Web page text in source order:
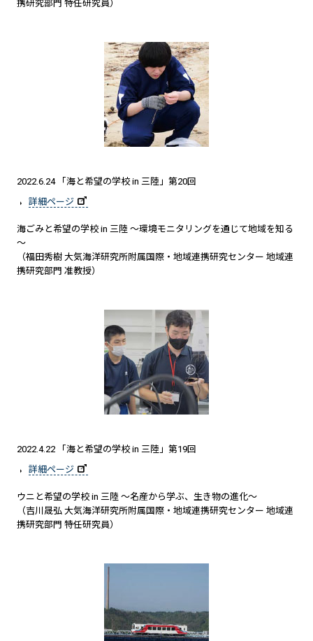
携研究部門 特任研究員）
2022.6.24 「海と希望の学校 in 三陸」第20回
詳細ページ
海ごみと希望の学校 in 三陸 ～環境モニタリングを通じて地域を知る
～
（福田秀樹 大気海洋研究所附属国際・地域連携研究センター 地域連
携研究部門 准教授）
2022.4.22 「海と希望の学校 in 三陸」第19回
詳細ページ
ウニと希望の学校 in 三陸 ～名産から学ぶ、生き物の進化～
（吉川晟弘 大気海洋研究所附属国際・地域連携研究センター 地域連
携研究部門 特任研究員）